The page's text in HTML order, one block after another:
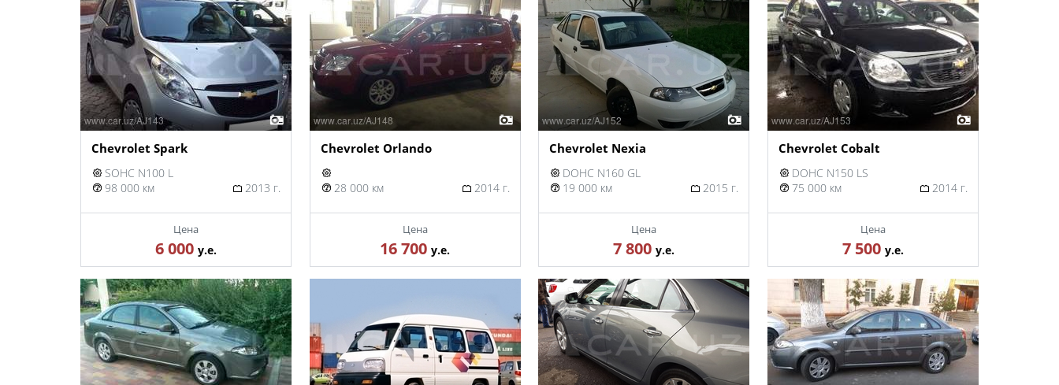
Chevrolet Spark
SOHC N100 L
98 000 км
2013 г.
Цена
6 000 у.е.
Chevrolet Orlando
28 000 км 2014 г.
Цена
16 700у.е.
Chevrolet Nexia
DOHC N160 GL
19 000 км
2015 г.
Цена
7 800у.е.
Chevrolet Cobalt
DOHC N150 LS
75 000 км
2014 г.
Цена
7 500у.е.